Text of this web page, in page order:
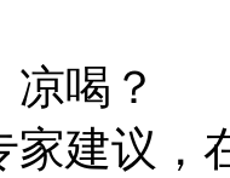
喝？
家建议，